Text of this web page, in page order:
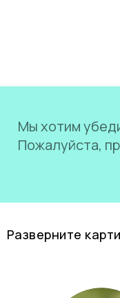
Мы хотим
Пожалуйста,
Разверните